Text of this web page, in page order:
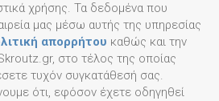
χρήσης. Τα δεδομένα που
μας μέσω αυτής της υπηρεσίας
απορρήτου καθώς και την
στο τέλος της οποίας
τυχόν συγκατάθεσή σας.
ότι, εφόσον έχετε οδηγηθεί